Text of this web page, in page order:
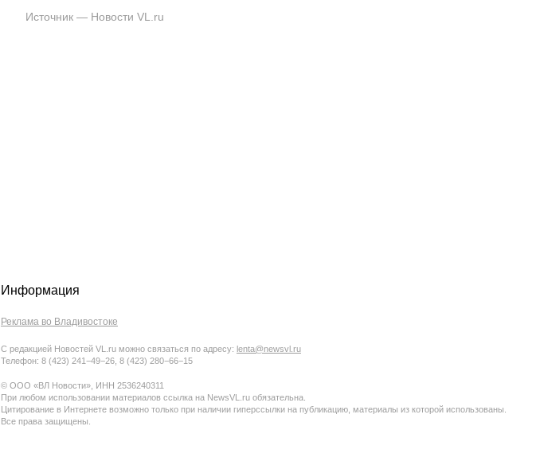
Источник — Новости VL.ru
Информация
Реклама во Владивостоке
С редакцией Новостей VL.ru можно связаться по адресу: lenta@newsvl.ru
Телефон: 8 (423) 241−49−26, 8 (423) 280−66−15
© ООО «ВЛ Новости», ИНН 2536240311
При любом использовании материалов ссылка на NewsVL.ru обязательна.
Цитирование в Интернете возможно только при наличии гиперссылки на публикацию, материалы из которой использованы.
Все права защищены.